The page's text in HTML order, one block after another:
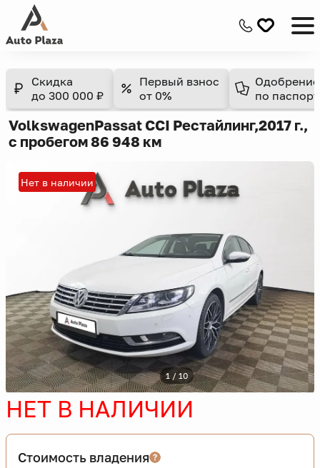
Скидка
до 300 000 ₽
Первый взнос
от 0%
Одобрение
по
VolkswagenPassat CCI Рестайлинг,2017 г.,
с пробегом 86 948 км
Нет в наличии
1 / 10
НЕТ В НАЛИЧИИ
Стоимость владения